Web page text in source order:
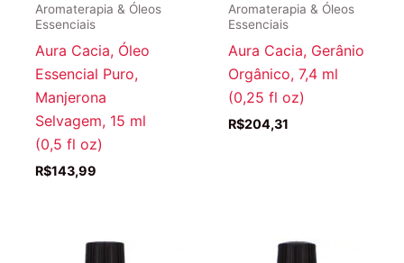
Aromaterapia & Óleos
Essenciais
Aura Cacia, Óleo
Essencial Puro,
Manjerona
Selvagem, 15 ml
(0,5 fl oz)
R$143,99
Aromaterapia & Óleos
Essenciais
Aura Cacia, Gerânio
Orgânico, 7,4 ml
(0,25 fl oz)
R$204,31